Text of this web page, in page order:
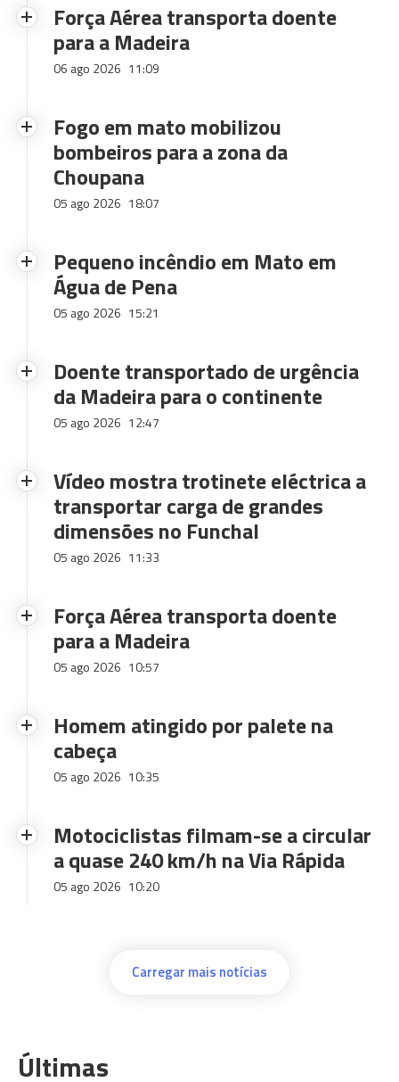
Força Aérea transporta doente
para a Madeira
06 ago 2026 11:09
Fogo em mato mobilizou
bombeiros para a zona da
Choupana
05 ago 2026 18:07
Pequeno incêndio em Mato em
Água de Pena
05 ago 2026 15:21
Doente transportado de urgência
da Madeira para o continente
05 ago 2026 12:47
Vídeo mostra trotinete eléctrica a
transportar carga de grandes
dimensões no Funchal
05 ago 2026 11:33
Força Aérea transporta doente
para a Madeira
05 ago 2026 10:57
Homem atingido por palete na
cabeça
05 ago 2026 10:35
Motociclistas filmam-se a circular
a quase 240 km/h na Via Rápida
05 ago 2026 10:20
Carregar mais notícias
Últimas